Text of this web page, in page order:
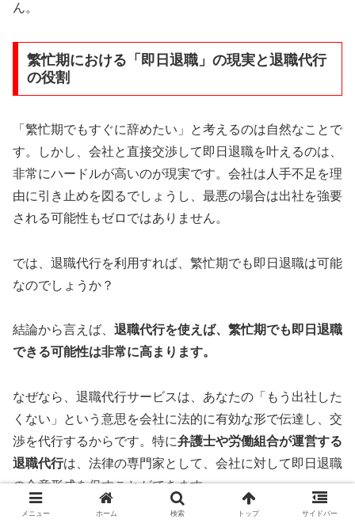
ん。
繁忙期における「即日退職」の現実と退職代行
の役割
「繁忙期でもすぐに辞めたい」と考えるのは自然なことで
す。しかし、会社と直接交渉して即日退職を叶えるのは、
非常にハードルが高いのが現実です。会社は人手不足を理
由に引き止めを図るでしょうし、最悪の場合は出社を強要
される可能性もゼロではありません。
では、退職代行を利用すれば、繁忙期でも即日退職は可能
なのでしょうか？
結論から言えば、 退職代行を使えば、繁忙期でも即日退職
できる可能性は非常に高まります。
なぜなら、退職代行サービスは、あなたの「もう出社した
くない」という意思を会社に法的に有効な形で伝達し、交
渉を代行するからです。特に弁護士や労働組合が運営する
退職代行は、法律の専門家として、会社に対して即日退職
の合意形成を促すことができます。
メニュー ホーム 検索 トップ サイドバー